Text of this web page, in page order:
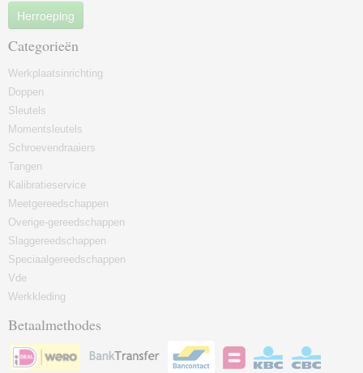
Herroeping
Categorieën
Werkplaatsinrichting
Doppen
Sleutels
Momentsleutels
Schroevendraaiers
Tangen
Kalibratieservice
Meetgereedschappen
Overige-gereedschappen
Slaggereedschappen
Speciaalgereedschappen
Vde
Werkkleding
Betaalmethodes